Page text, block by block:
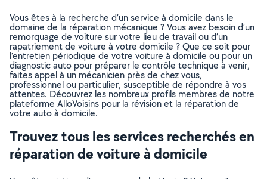
Vous êtes à la recherche d’un service à domicile dans le
domaine de la réparation mécanique ? Vous avez besoin d’un
remorquage de voiture sur votre lieu de travail ou d’un
rapatriement de voiture à votre domicile ? Que ce soit pour
l’entretien périodique de votre voiture à domicile ou pour un
diagnostic auto pour préparer le contrôle technique à venir,
faites appel à un mécanicien près de chez vous,
professionnel ou particulier, susceptible de répondre à vos
attentes. Découvrez les nombreux profils membres de notre
plateforme AlloVoisins pour la révision et la réparation de
votre auto à domicile.
Trouvez tous les services recherchés en
réparation de voiture à domicile